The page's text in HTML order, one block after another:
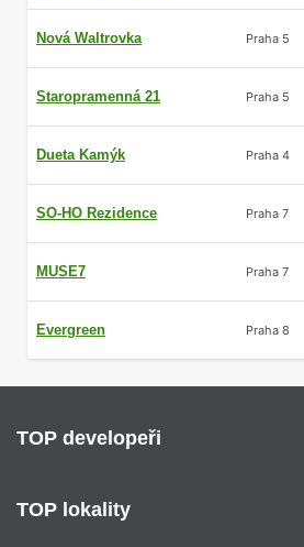
Nová Waltrovka Praha 5
Staropramenná 21 Praha 5
Dueta Kamýk Praha 4
SO-HO Rezidence Praha 7
MUSE7 Praha 7
Evergreen Praha 8
TOP developeři
TOP lokality